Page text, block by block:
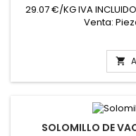
29.07 €/KG IVA
Venta:

SOLOMILLO DE